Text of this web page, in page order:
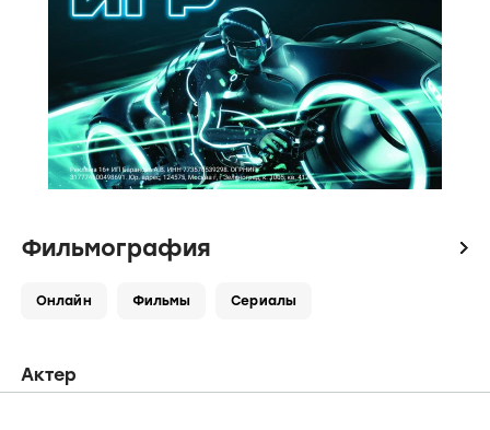
Фильмография icon
Онлайн Фильмы Сериалы
Актер